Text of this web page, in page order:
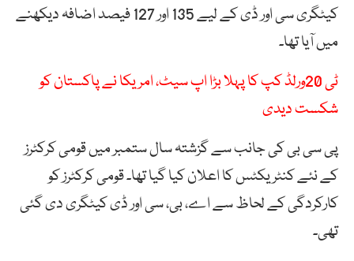
کیٹگری سی اور ڈی کے لیے 135 اور 127 فیصد اضافہ دیکھنے
میں آیا تھا۔
ٹی 20ورلڈ کپ کا پہلا بڑا اپ سیٹ، امریکا نے پاکستان کو
شکست دیدی
پی سی بی کی جانب سے گزشتہ سال ستمبر میں قومی کرکٹرز
کے نئے کنٹریکٹس کا اعلان کیا گیا تھا۔ قومی کرکٹرز کو
کارکردگی کے لحاظ سے اے، بی، سی اور ڈی کیٹگری دی گئی
تھی۔